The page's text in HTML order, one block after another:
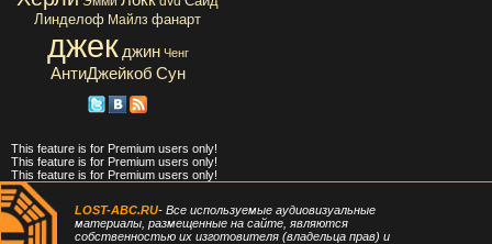
Линделоф Майлз фанарт
джек джин Ченг
АнтиДжейкоб Сун
This feature is for Premium users only!
This feature is for Premium users only!
This feature is for Premium users only!
LOST-ABC.RU- Все используемые аудиовизуальные
материалы, размещенные на сайте, являются
собственностью их изготовителя (владельца прав) и